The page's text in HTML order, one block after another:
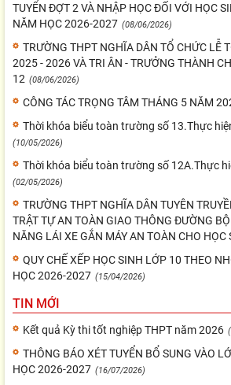
TUYỂN ĐỢT 2 VÀ NHẬP HỌC ĐỐI VỚI HỌC
NĂM HỌC 2026-2027 (08/06/2026)
TRƯỜNG THPT NGHĨA DÂN TỔ CHỨC LỄ
2025 - 2026 VÀ TRI ÂN - TRƯỞNG THÀNH
12 (08/06/2026)
CÔNG TÁC TRỌNG TÂM THÁNG 5 NĂM
Thời khóa biểu toàn trường số 13.Thực
(10/05/2026)
Thời khóa biểu toàn trường số 12A.Thực
(02/05/2026)
TRƯỜNG THPT NGHĨA DÂN TUYÊN
TRẬT TỰ AN TOÀN GIAO THÔNG ĐƯỜNG
NĂNG LÁI XE GẮN MÁY AN TOÀN CHO HỌC
QUY CHẾ XẾP HỌC SINH LỚP 10 THEO
HỌC 2026-2027 (15/04/2026)
TIN MỚI
Kết quả Kỳ thi tốt nghiệp THPT năm 2026
THÔNG BÁO XÉT TUYỂN BỔ SUNG VÀO
HỌC 2026-2027 (16/07/2026)